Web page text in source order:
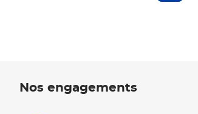
Nos engagements